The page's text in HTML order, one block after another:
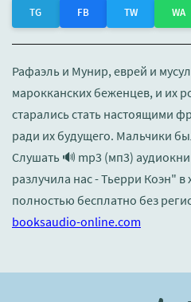
TG FB TW WA
Рафаэль и Мунир, еврей и
марокканских беженцев, и их
старались стать настоящими
ради их будущего. Мальчики
Слушать 🔊 mp3 (мп3)
разлучила нас - Тьерри Коэн"
полностью бесплатно без
booksaudio-online.com